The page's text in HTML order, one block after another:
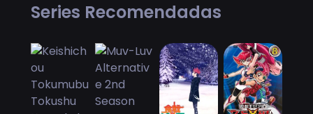
Series Recomendadas